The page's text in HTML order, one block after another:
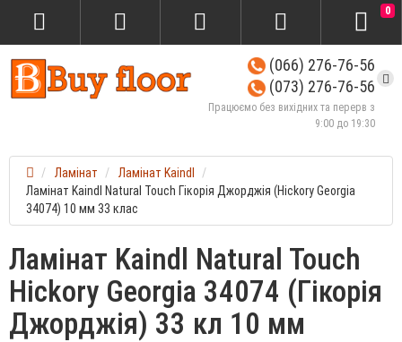
(066) 276-76-56
(073) 276-76-56
Працюємо без вихідних та перерв з
9:00 до 19:30
0
Ламінат
Ламінат Kaindl
Ламінат Kaindl Natural Touch Гікорія Джорджія (Hickory Georgia
34074) 10 мм 33 клас
Ламінат Kaindl Natural Touch
Hickory Georgia 34074 (Гікорія
Джорджія) 33 кл 10 мм